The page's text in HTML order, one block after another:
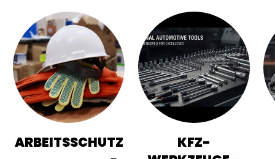
ARBEITSSCHUTZ
KFZ-